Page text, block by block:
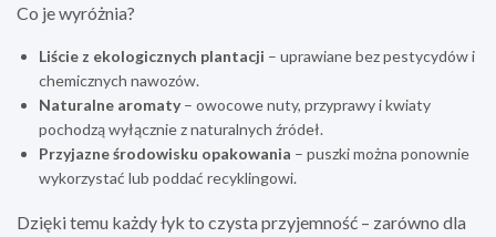
Co je wyróżnia?
Liście z ekologicznych plantacji – uprawiane bez pestycydów i
chemicznych nawozów.
Naturalne aromaty– owocowe nuty, przyprawy i kwiaty
pochodzą wyłącznie z naturalnych źródeł.
Przyjazne środowisku opakowania – puszki można ponownie
wykorzystać lub poddać recyklingowi.
Dzięki temu każdy łyk to czysta przyjemność – zarówno dla